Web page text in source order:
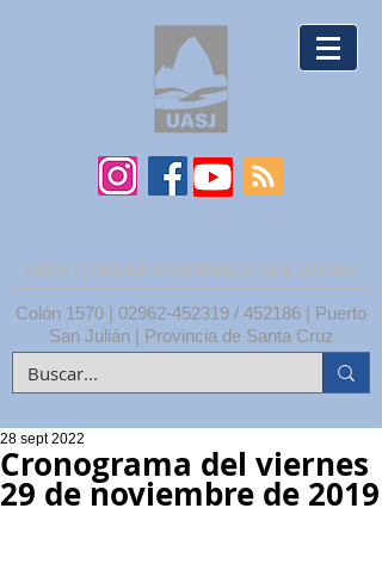
UNPA | UNIDAD ACADÉMICA SAN JULIÁN
Colón 1570 | 02962-452319 / 452186 | Puerto
San Julián | Provincia de Santa Cruz
Cronograma del viernes
29 de noviembre de 2019
28 sept 2022